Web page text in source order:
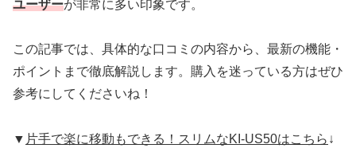
ユーザーが非常に多い印象です。
この記事では、具体的な口コミの内容から、最新の機能・
ポイントまで徹底解説します。購入を迷っている方はぜひ
参考にしてくださいね！
▼ 片手で楽に移動もできる！スリムなKI-US50はこちら ↓